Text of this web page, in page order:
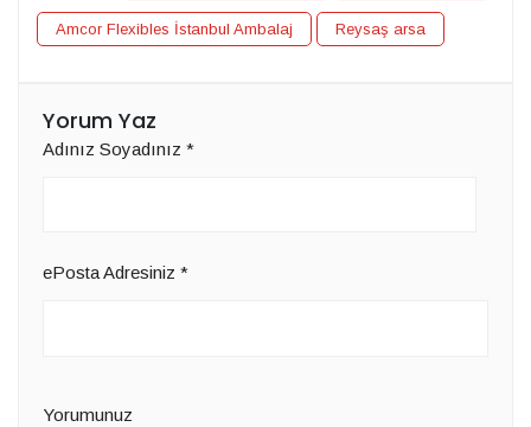
Amcor Flexibles İstanbul Ambalaj Reysaş arsa
Yorum Yaz
Adınız Soyadınız *
ePosta Adresiniz *
Yorumunuz